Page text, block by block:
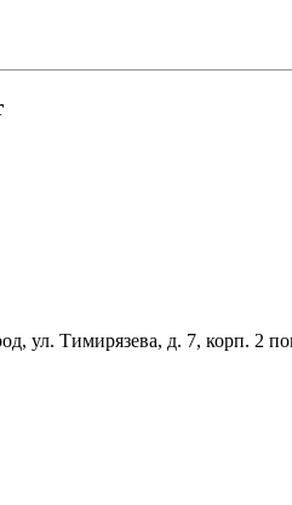
ул. Тимирязева, д. 7, корп. 2